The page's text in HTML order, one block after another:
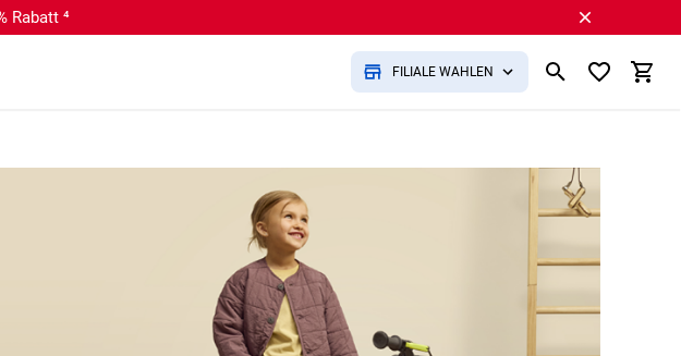
Rabatt ⁴
FILIALE WÄHLEN